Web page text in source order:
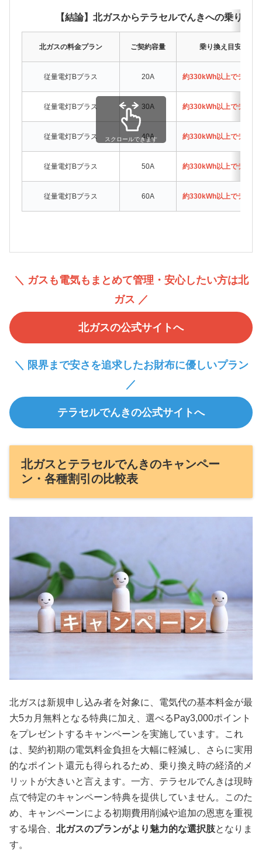
【結論】北ガスからテラセルでんきへの乗り換
北ガスの料金プラン ご契約容量 乗り換え目安（月
従量電灯Bプラス 20A 約330kWh以上でテラセ
従量電灯Bプラス 30A 約330kWh以上でテラセ
従量電灯Bプラス 40A 約330kWh以上でテラセ
従量電灯Bプラス 50A 約330kWh以上でテラセ
従量電灯Bプラス 60A 約330kWh以上でテラセ
スクロールできます
＼ ガスも電気もまとめて管理・安心したい方は北
ガス ／
北ガスの公式サイトへ
＼ 限界まで安さを追求したお財布に優しいプラン
／
テラセルでんきの公式サイトへ
北ガスとテラセルでんきのキャンペー
ン・各種割引の比較表
北ガスは新規申し込み者を対象に、電気代の基本料金が最
大5カ月無料となる特典に加え、選べるPay3,000ポイント
をプレゼントするキャンペーンを実施しています。これ
は、契約初期の電気料金負担を大幅に軽減し、さらに実用
的なポイント還元も得られるため、乗り換え時の経済的メ
リットが大きいと言えます。一方、テラセルでんきは現時
点で特定のキャンペーン特典を提供していません。このた
め、キャンペーンによる初期費用削減や追加の恩恵を重視
する場合、 北ガスのプランがより魅力的な選択肢となりま
す。